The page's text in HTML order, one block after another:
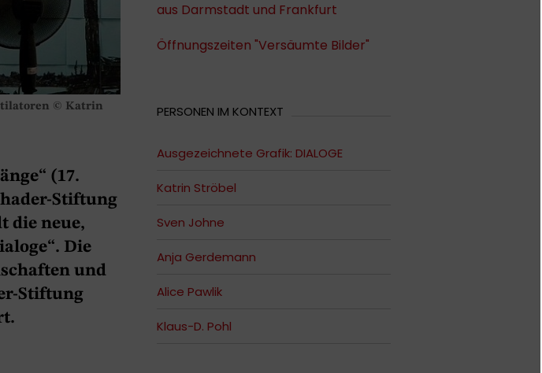
© Katrin
(17.
Stiftung
die neue,
Die
und
Stiftung
aus Darmstadt und Frankfurt
Öffnungszeiten "Versäumte Bilder"
PERSONEN IM KONTEXT
Ausgezeichnete Grafik: DIALOGE
Katrin Ströbel
Sven Johne
Anja Gerdemann
Alice Pawlik
Klaus-D. Pohl